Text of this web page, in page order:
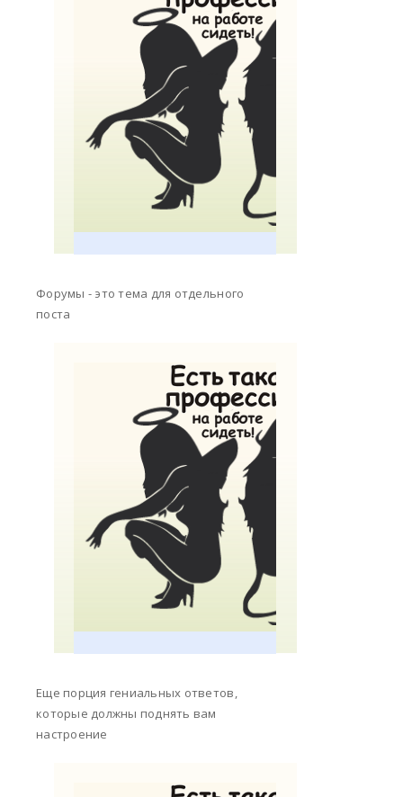
Форумы - это тема для отдельного
поста
Еще порция гениальных ответов,
которые должны поднять вам
настроение